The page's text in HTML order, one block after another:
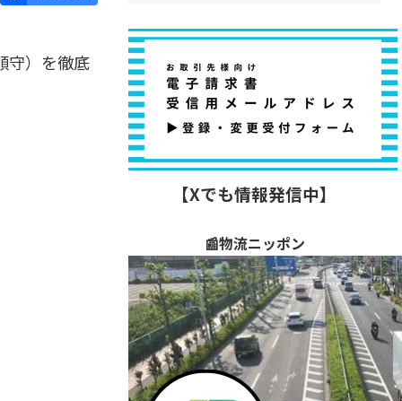
守）を徹底
【Xでも情報発信中】
📰物流ニッポン